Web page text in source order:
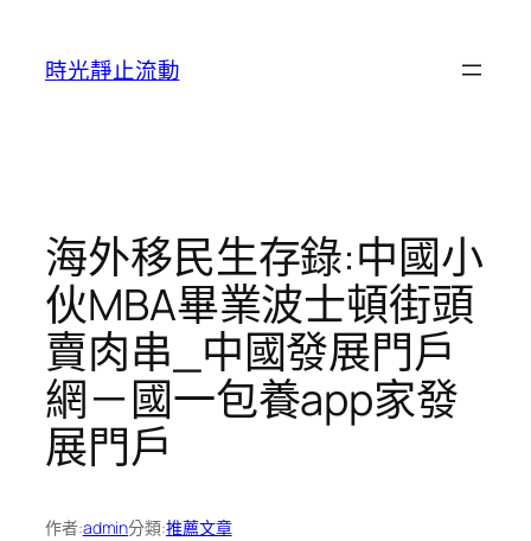
時光靜止流動
海外移民生存錄:中國小
伙MBA畢業波士頓街頭
賣肉串_中國發展門戶
網－國一包養app家發
展門戶
作者:admin分類:推薦文章